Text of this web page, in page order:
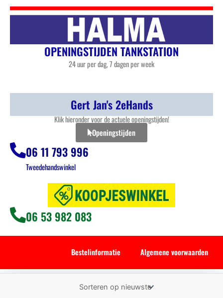
OPENINGSTIJDEN TANKSTATION
24 uur per dag, 7 dagen per week
Gert Jan's 2eHands
Klik hieronder voor de actuele openingstijden!
Openingstijden
06 11 793 996
Tweedehandswinkel
06 53 982 083
Bestelinformatie Algemene voorwaarden